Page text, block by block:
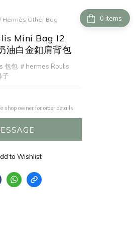
items
/ Hermès Other Bag
Mini Bag I2
油白金釦肩背包
包包 ＃hermes Roulis
子
shop owner for order details.
to Wishlist